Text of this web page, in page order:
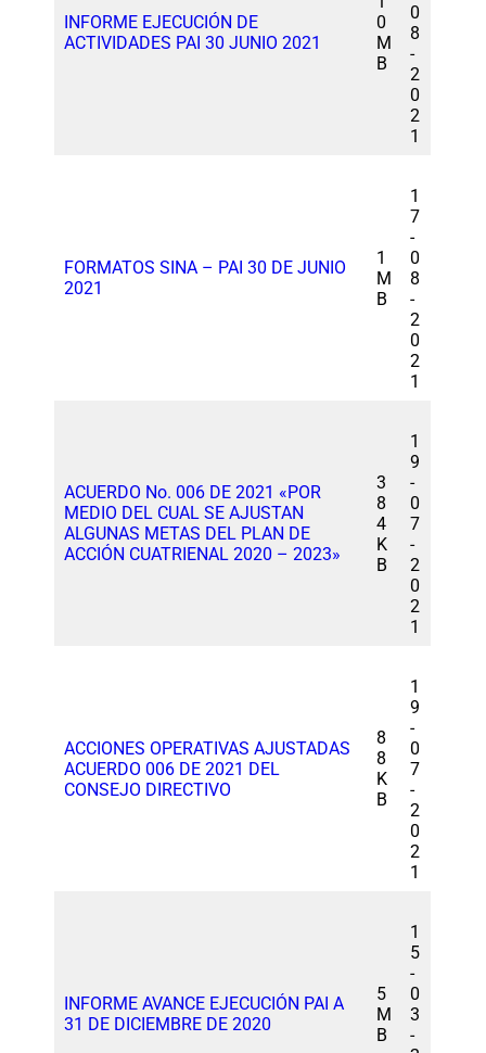
INFORME EJECUCIÓN DE
ACTIVIDADES PAI 30 JUNIO 2021
0
M
B
0
8
-
2
0
2
1
FORMATOS SINA – PAI 30 DE JUNIO
2021
1
M
B
1
7
-
0
8
-
2
0
2
1
ACUERDO No. 006 DE 2021 «POR
MEDIO DEL CUAL SE AJUSTAN
ALGUNAS METAS DEL PLAN DE
ACCIÓN CUATRIENAL 2020 – 2023»
3
8
4
K
B
1
9
-
0
7
-
2
0
2
1
ACCIONES OPERATIVAS AJUSTADAS
ACUERDO 006 DE 2021 DEL
CONSEJO DIRECTIVO
8
8
K
B
1
9
-
0
7
-
2
0
2
1
INFORME AVANCE EJECUCIÓN PAI A
31 DE DICIEMBRE DE 2020
5
M
B
1
5
-
0
3
-